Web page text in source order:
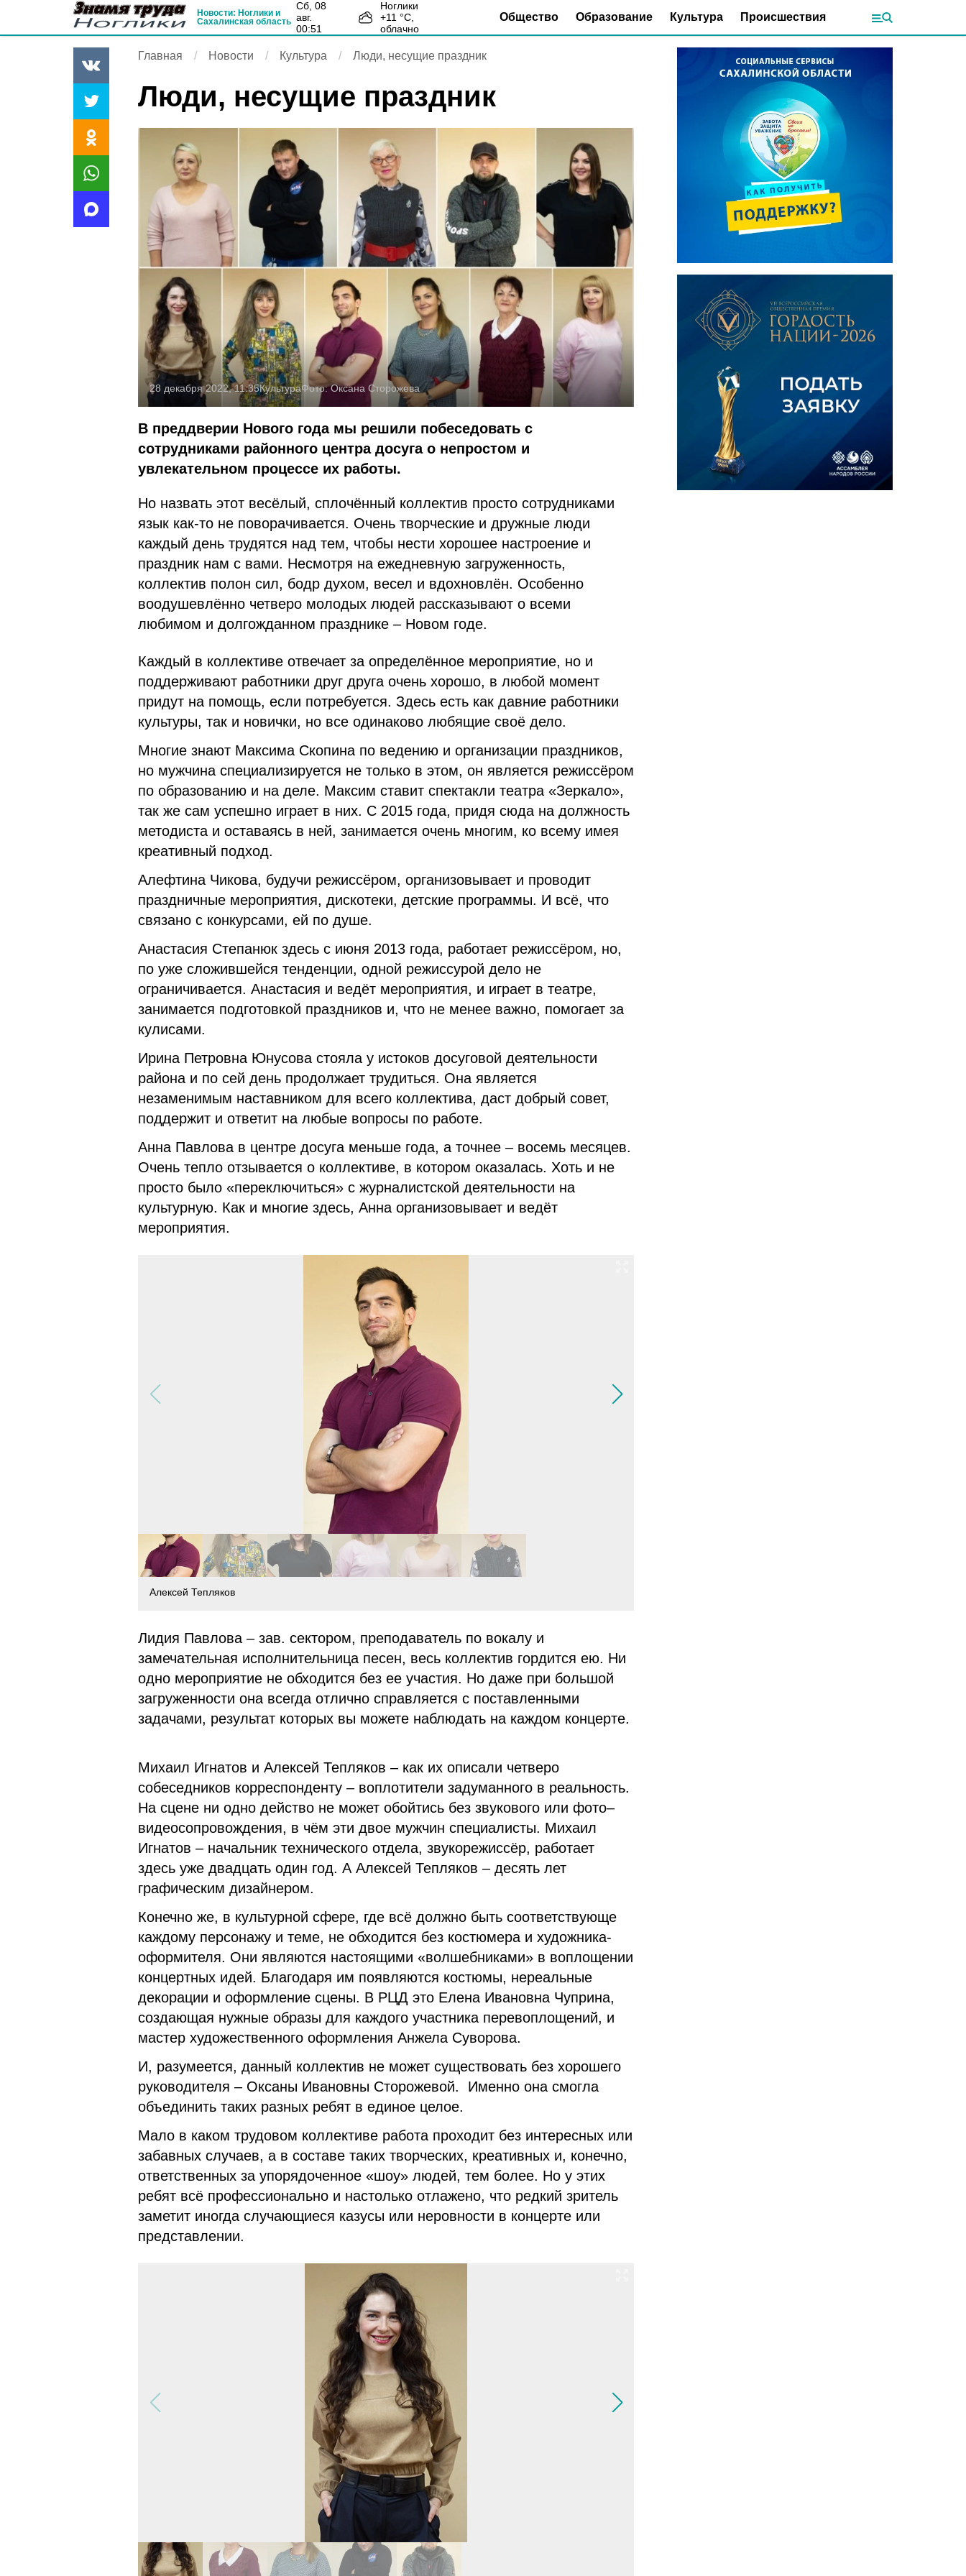
Новости: Ноглики и
Сахалинская область
сб, 08
авг.
00:51
Ноглики
+11 °С,
облачно
Общество Образование Культура Происшествия
Главная Новости Культура Люди, несущие праздник
Люди, несущие праздник
28 декабря 2022, 11:35КультураФото:Оксана Сторожева
В преддверии Нового года мы решили побеседовать с
сотрудниками районного центра досуга о непростом и
увлекательном процессе их работы.
Но назвать этот весёлый, сплочённый коллектив просто сотрудниками
язык как-то не поворачивается. Очень творческие и дружные люди
каждый день трудятся над тем, чтобы нести хорошее настроение и
праздник нам с вами. Несмотря на ежедневную загруженность,
коллектив полон сил, бодр духом, весел и вдохновлён. Особенно
воодушевлённо четверо молодых людей рассказывают о всеми
любимом и долгожданном празднике – Новом годе.
Каждый в коллективе отвечает за определённое мероприятие, но и
поддерживают работники друг друга очень хорошо, в любой момент
придут на помощь, если потребуется. Здесь есть как давние работники
культуры, так и новички, но все одинаково любящие своё дело.
Многие знают Максима Скопина по ведению и организации праздников,
но мужчина специализируется не только в этом, он является режиссёром
по образованию и на деле. Максим ставит спектакли театра «Зеркало»,
так же сам успешно играет в них. С 2015 года, придя сюда на должность
методиста и оставаясь в ней, занимается очень многим, ко всему имея
креативный подход.
Алефтина Чикова, будучи режиссёром, организовывает и проводит
праздничные мероприятия, дискотеки, детские программы. И всё, что
связано с конкурсами, ей по душе.
Анастасия Степанюк здесь с июня 2013 года, работает режиссёром, но,
по уже сложившейся тенденции, одной режиссурой дело не
ограничивается. Анастасия и ведёт мероприятия, и играет в театре,
занимается подготовкой праздников и, что не менее важно, помогает за
кулисами.
Ирина Петровна Юнусова стояла у истоков досуговой деятельности
района и по сей день продолжает трудиться. Она является
незаменимым наставником для всего коллектива, даст добрый совет,
поддержит и ответит на любые вопросы по работе.
Анна Павлова в центре досуга меньше года, а точнее – восемь месяцев.
Очень тепло отзывается о коллективе, в котором оказалась. Хоть и не
просто было «переключиться» с журналистской деятельности на
культурную. Как и многие здесь, Анна организовывает и ведёт
мероприятия.
Алексей Тепляков
Лидия Павлова – зав. сектором, преподаватель по вокалу и
замечательная исполнительница песен, весь коллектив гордится ею. Ни
одно мероприятие не обходится без ее участия. Но даже при большой
загруженности она всегда отлично справляется с поставленными
задачами, результат которых вы можете наблюдать на каждом концерте.
Михаил Игнатов и Алексей Тепляков – как их описали четверо
собеседников корреспонденту – воплотители задуманного в реальность.
На сцене ни одно действо не может обойтись без звукового или фото–
видеосопровождения, в чём эти двое мужчин специалисты. Михаил
Игнатов – начальник технического отдела, звукорежиссёр, работает
здесь уже двадцать один год. А Алексей Тепляков – десять лет
графическим дизайнером.
Конечно же, в культурной сфере, где всё должно быть соответствующе
каждому персонажу и теме, не обходится без костюмера и художника-
оформителя. Они являются настоящими «волшебниками» в воплощении
концертных идей. Благодаря им появляются костюмы, нереальные
декорации и оформление сцены. В РЦД это Елена Ивановна Чуприна,
создающая нужные образы для каждого участника перевоплощений, и
мастер художественного оформления Анжела Суворова.
И, разумеется, данный коллектив не может существовать без хорошего
руководителя – Оксаны Ивановны Сторожевой. Именно она смогла
объединить таких разных ребят в единое целое.
Мало в каком трудовом коллективе работа проходит без интересных или
забавных случаев, а в составе таких творческих, креативных и, конечно,
ответственных за упорядоченное «шоу» людей, тем более. Но у этих
ребят всё профессионально и настолько отлажено, что редкий зритель
заметит иногда случающиеся казусы или неровности в концерте или
представлении.